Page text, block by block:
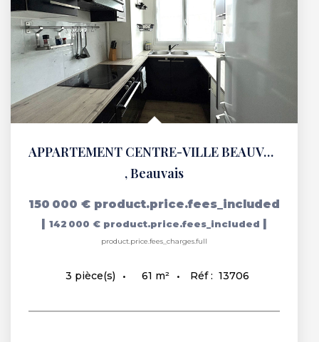
APPARTEMENT CENTRE-VILLE BEAUVAIS
,Beauvais
150 000 € product.price.fees_included
| 142 000 € product.price.fees_included |
product.price.fees_charges.full
3 pièce(s) 61 m² Réf : 13706